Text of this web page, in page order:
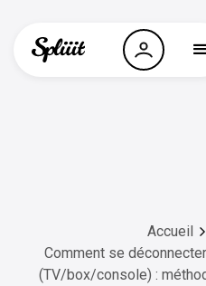
Accueil
Comment se
(TV/box/console) :